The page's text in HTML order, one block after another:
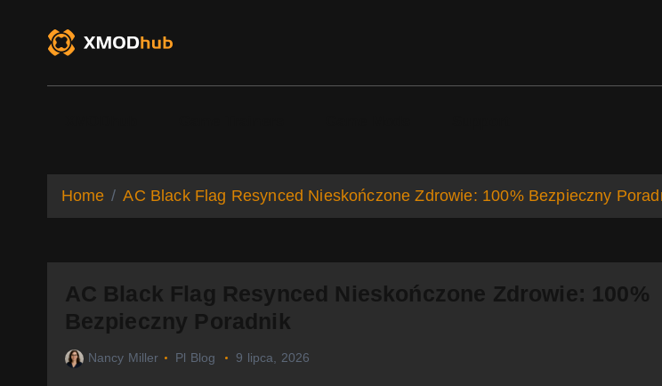
Home AC Black Flag Resynced Nieskończone Zdrowie: 100% Bezpieczny
AC Black Flag Resynced Nieskończone Zdrowie: 100%
Bezpieczny Poradnik
Nancy Miller Pl Blog 9 lipca, 2026